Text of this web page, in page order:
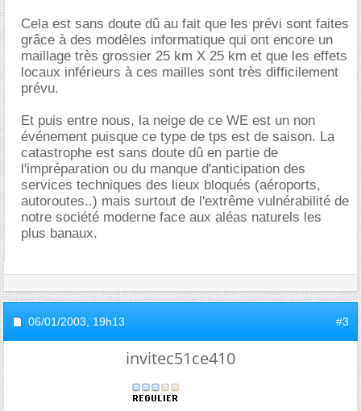
Cela est sans doute dû au fait que les prévi sont faites
grâce à des modèles informatique qui ont encore un
maillage très grossier 25 km X 25 km et que les effets
locaux inférieurs à ces mailles sont très difficilement
prévu.
Et puis entre nous, la neige de ce WE est un non
événement puisque ce type de tps est de saison. La
catastrophe est sans doute dû en partie de
l'impréparation ou du manque d'anticipation des
services techniques des lieux bloqués (aéroports,
autoroutes..) mais surtout de l'extrême vulnérabilité de
notre société moderne face aux aléas naturels les
plus banaux.
06/01/2003, 19h13 #3
invitec51ce410